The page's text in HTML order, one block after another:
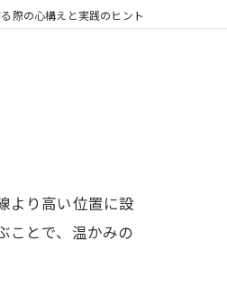
際の心構えと実践のヒント
より高い位置に設
ことで、温かみの